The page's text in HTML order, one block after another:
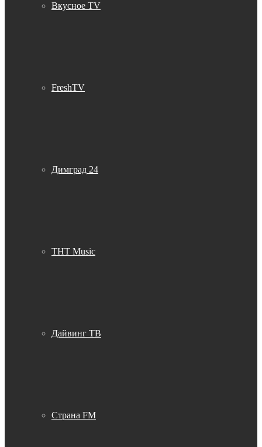
Вкусное TV
FreshTV
Димград 24
THT Music
Дайвинг ТВ
Страна FM